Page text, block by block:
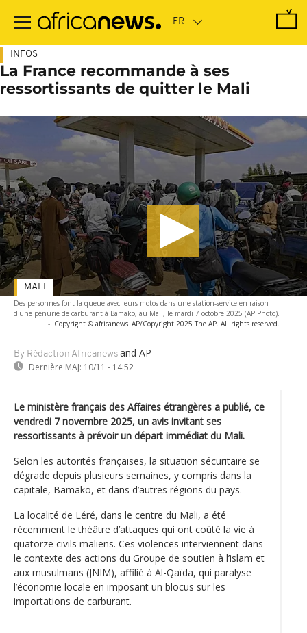
contenu
INFOS
La France recommande à ses
ressortissants de quitter le Mali
Des personnes font la queue avec leurs motos dans une station-service en raison
d'une pénurie de carburant à Bamako, au Mali, le mardi 7 octobre 2025 (AP Photo).
- Copyright © africanews AP/Copyright 2025 The AP. All rights reserved.
By Rédaction Africanews and AP
Dernière MAJ: 10/11 - 14:52
MALI
Le ministère français des Affaires étrangères a publié, ce
vendredi 7 novembre 2025, un avis invitant ses
ressortissants à prévoir un départ immédiat du Mali.
Selon les autorités françaises, la situation sécuritaire se
dégrade depuis plusieurs semaines, y compris dans la
capitale, Bamako, et dans d’autres régions du pays.
La localité de Léré, dans le centre du Mali, a été
récemment le théâtre d’attaques qui ont coûté la vie à
quatorze civils maliens. Ces violences interviennent dans
le contexte des actions du Groupe de soutien à l’islam et
aux musulmans (JNIM), affilié à Al-Qaïda, qui paralyse
l’économie locale en imposant un blocus sur les
importations de carburant.